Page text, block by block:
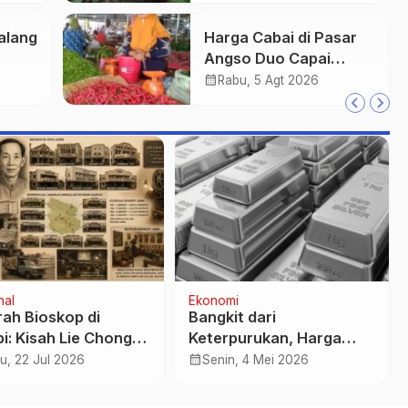
Harga Cabai di Pasar
Angso Duo Capai
Rp55.000 per Kilogram
calendar_month Rabu, 5 Agt 2026
Tanjab Barat
UMKM Lewat
Kletek Udang
21 Jul 2026
Regional
10 Jasa Service dan
Pasang AC Terbaik di
Jambi
calendar_monthRabu, 24 Jun 2026